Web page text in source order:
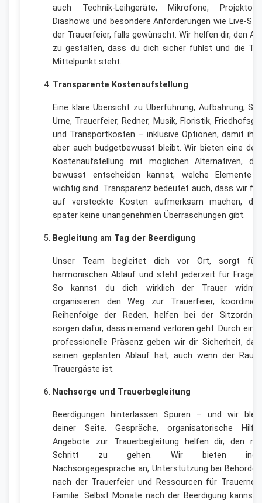
auch Technik-Leihgeräte, Mikrofone,
Diashows und besondere Anforderungen wie Live-
der Trauerfeier, falls gewünscht. Wir helfen dir, den
zu gestalten, dass du dich sicher fühlst und die
Mittelpunkt steht.
Transparente Kostenaufstellung
Eine klare Übersicht zu Überführung, Aufbahrung,
Urne, Trauerfeier, Redner, Musik, Floristik,
und Transportkosten – inklusive Optionen, damit ihr
aber auch budgetbewusst bleibt. Wir bieten eine
Kostenaufstellung mit möglichen Alternativen,
bewusst entscheiden kannst, welche Elemente
wichtig sind. Transparenz bedeutet auch, dass wir
auf versteckte Kosten aufmerksam machen,
später keine unangenehmen Überraschungen gibt.
Begleitung am Tag der Beerdigung
Unser Team begleitet dich vor Ort, sorgt für
harmonischen Ablauf und steht jederzeit für Fragen
So kannst du dich wirklich der Trauer
organisieren den Weg zur Trauerfeier,
Reihenfolge der Reden, helfen bei der
sorgen dafür, dass niemand verloren geht. Durch eine
professionelle Präsenz geben wir dir Sicherheit,
seinen geplanten Ablauf hat, auch wenn der
Trauergäste ist.
Nachsorge und Trauerbegleitung
Beerdigungen hinterlassen Spuren – und wir
deiner Seite. Gespräche, organisatorische
Angebote zur Trauerbegleitung helfen dir, den
Schritt zu gehen. Wir bieten
Nachsorgegespräche an, Unterstützung bei
nach der Trauerfeier und Ressourcen für
Familie. Selbst Monate nach der Beerdigung kannst